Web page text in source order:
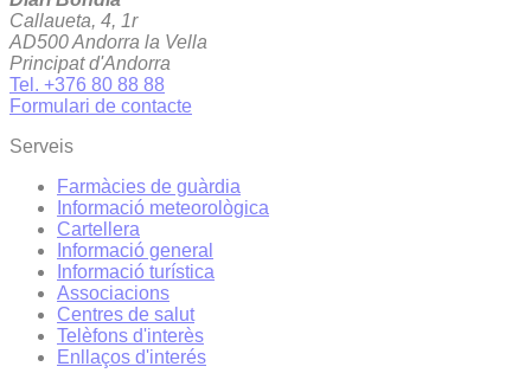
Callaueta, 4, 1r
AD500 Andorra la Vella
Principat d'Andorra
Tel. +376 80 88 88
Formulari de contacte
Serveis
Farmàcies de guàrdia
Informació meteorològica
Cartellera
Informació general
Informació turística
Associacions
Centres de salut
Telèfons d'interès
Enllaços d'interés